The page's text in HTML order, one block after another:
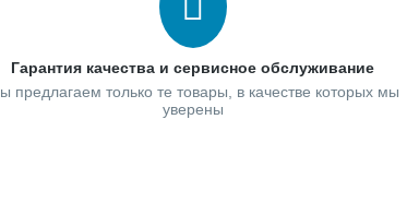
Гарантия качества и сервисное обслуживание
предлагаем только те товары, в качестве которых мы
уверены